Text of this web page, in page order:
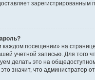
каждом посещении» на
учетной записью. Для
делать это на
значит, что администратор